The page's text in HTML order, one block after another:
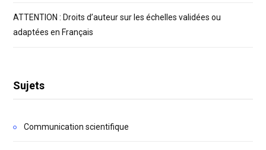
ATTENTION : Droits d’auteur sur les échelles validées ou
adaptées en Français
Sujets
Communication scientifique